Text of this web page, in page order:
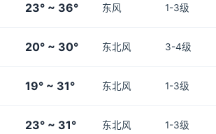
23° ~ 36° 东风 1-3级
20° ~ 30° 东北风 3-4级
19° ~ 31° 东北风 1-3级
23° ~ 31° 东北风 1-3级